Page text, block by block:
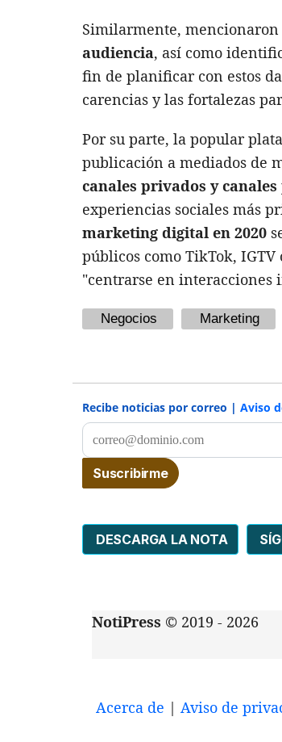
Similarmente,
audiencia, así como
fin de planificar con estos
carencias y las fortalezas
Por su parte, la popular
publicación a mediados de
canales privados y
experiencias sociales más
marketing digital en 2020
públicos como TikTok,
"centrarse en interacciones
Negocios Marketing
Recibe noticias por correo | Aviso
DESCARGA LA NOTA
NotiPress © 2019 - 2026
Acerca de | Aviso de